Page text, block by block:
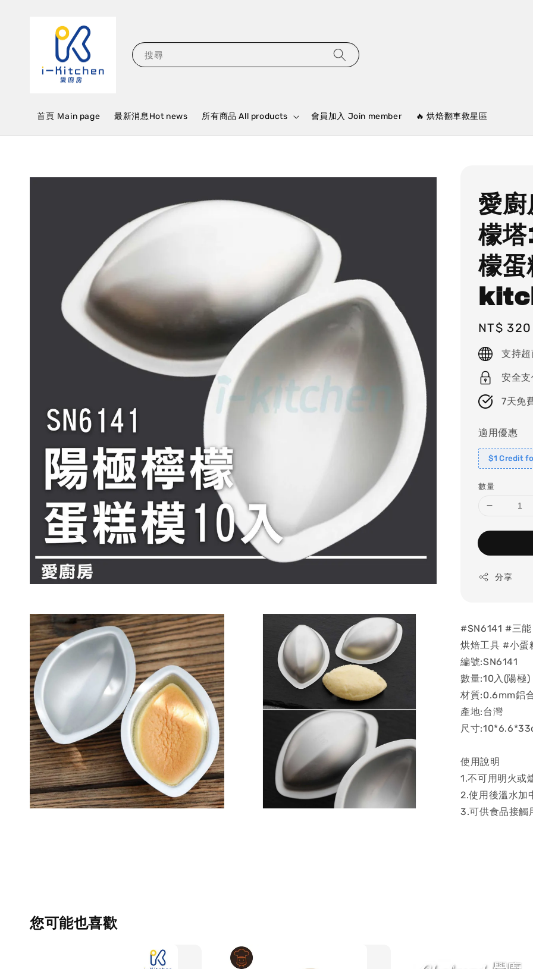
搜尋
首頁 Ｍain page 最新消息Hot news 所有商品 All products 會員加入 Join member 🔥 烘焙翻車救星區
愛
檬
檬
Regular
price
NT$ 320
支持
安全
7天免
適用優惠
$1 Credit
數量
分享
#SN6141 #三
烘焙工具 #小蛋
編號:SN6141
數量:10入(陽極)
材質:0.6mm鋁
產地:台灣
尺寸
使用說明
1.不可用明火或
2.使用後溫水加
3.可供食品接觸
您可能也喜歡